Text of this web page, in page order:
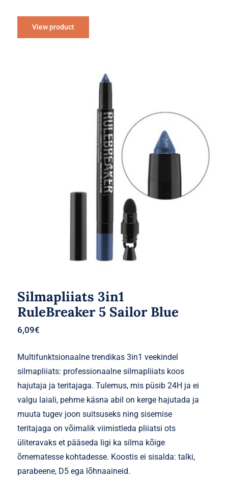
View product
Silmapliiats 3in1
RuleBreaker 5 Sailor Blue
6,09€
Multifunktsionaalne trendikas 3in1 veekindel
silmapliiats: professionaalne silmapliiats koos
hajutaja ja teritajaga. Tulemus, mis püsib 24H ja ei
valgu laiali, pehme käsna abil on kerge hajutada ja
muuta tugev joon suitsuseks ning sisemise
teritajaga on võimalik viimistleda pliiatsi ots
üliteravaks et pääseda ligi ka silma kõige
õrnematesse kohtadesse. Koostis ei sisalda: talki,
parabeene, D5 ega lõhnaaineid.